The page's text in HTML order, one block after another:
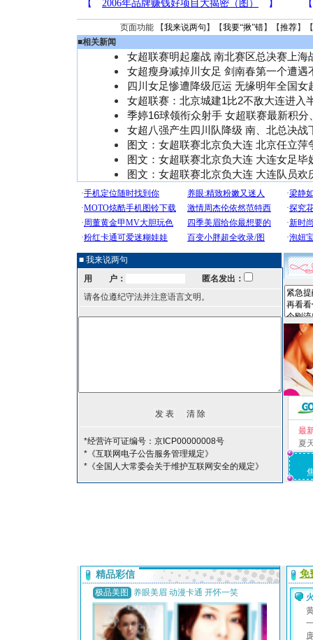
页面功能 【我来说两句 】【我要“揪”错】【推荐】
■相关新闻
女超联赛明起鏖战 南北赛区总决赛上海
女超瘦身减掉川女足 剑南春第一个遭遇
四川女足惨遭降级厄运 无缘明年全国女
女超联赛：北京城建1比2不敌大连进入
季婷16球领衔众射手 女超联赛最新积分
女超八强产生四川队降级 南、北总决战
图文：女超联赛北京负大连 北京任立萍
图文：女超联赛北京负大连 大连女足毕
图文：女超联赛北京负大连 大连队员欢
■ 我来说两句
用 户：
匿名发出：
请各位遵纪守法并注意语言文明。
*经营许可证编号：京ICP00000008号
*《互联网电子公告服务管理规定》
*《全国人大常委会关于维护互联网安全的规定》
最
夏